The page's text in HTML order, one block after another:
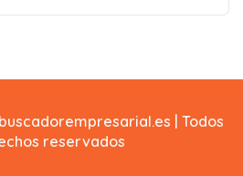
| Todos
reservados